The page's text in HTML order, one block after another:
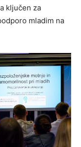
ključen za
mladim na